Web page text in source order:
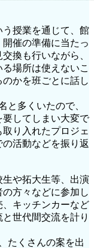
授業を通じて、館
催の準備に当たっ
換も行いながら、
場所は使えないこ
かを班ごとに話し
と多くいたので、
してしまい大変で
り入れたプロジェ
活動などを振り返
や拓大生等、出演
方々などに参加し
キッチンカーなど
世代間交流を計り
たくさんの案を出